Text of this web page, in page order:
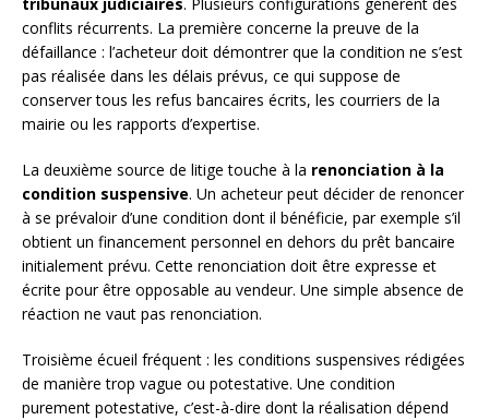
conflits récurrents. La première concerne la preuve de la
défaillance : l’acheteur doit démontrer que la condition ne s’est
pas réalisée dans les délais prévus, ce qui suppose de
conserver tous les refus bancaires écrits, les courriers de la
mairie ou les rapports d’expertise.
La deuxième source de litige touche à la renonciation à la
condition suspensive. Un acheteur peut décider de renoncer
à se prévaloir d’une condition dont il bénéficie, par exemple s’il
obtient un financement personnel en dehors du prêt bancaire
initialement prévu. Cette renonciation doit être expresse et
écrite pour être opposable au vendeur. Une simple absence de
réaction ne vaut pas renonciation.
Troisième écueil fréquent : les conditions suspensives rédigées
de manière trop vague ou potestative. Une condition
purement potestative, c’est-à-dire dont la réalisation dépend